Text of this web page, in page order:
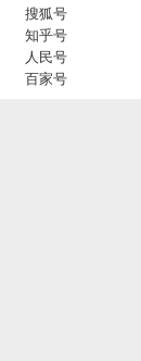
2026年高考暖心护航
租推出免费出行及便民
2026-06-02 19:44:38
搜狐号
知乎号
人民号
百家号